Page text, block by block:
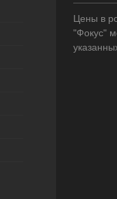
Цены в
"Фокус"